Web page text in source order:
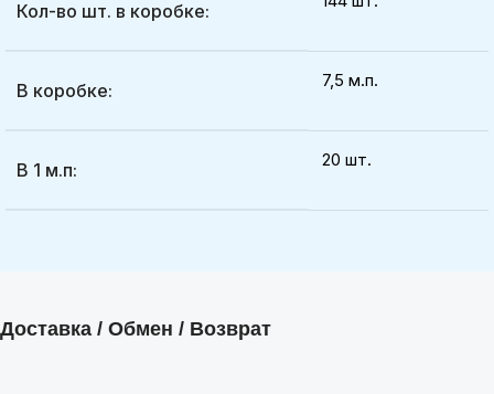
Кол-во шт. в коробке:
В коробке: 7,5 м.п.
В 1 м.п: 20 шт.
Доставка / Обмен / Возврат